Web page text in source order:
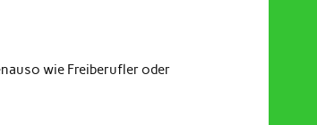
wie Freiberufler oder